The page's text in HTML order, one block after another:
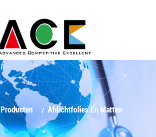
Producten Afdichtfolies En Matten